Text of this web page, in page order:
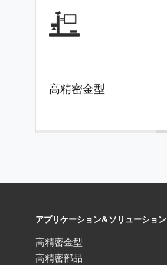
高精密金型
アプリケーション&ソリューション
高精密金型
高精密部品